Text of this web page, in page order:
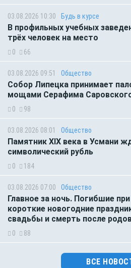
03.08.2026 10:30 Будь в курсе
В профильных учебных
трёх человек на место
0 66
03.08.2026 09:51 Общество
Собор Липецка принимает
мощами Серафима
0 98
03.08.2026 08:01 Общество
Памятник XIX века в Усмани
символический рубль
0 184
03.08.2026 07:00 Общество
Главное за ночь. Погибшие
короткие новогодние
свадьбы и смерть после
0 88
ВСЕ